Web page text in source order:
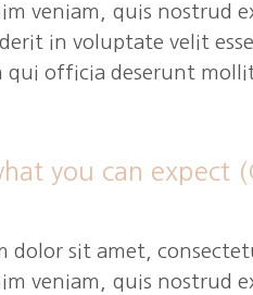
veniam, quis nostrud
in voluptate velit
officia deserunt
you can expect
dolor sit amet,
veniam, quis nostrud